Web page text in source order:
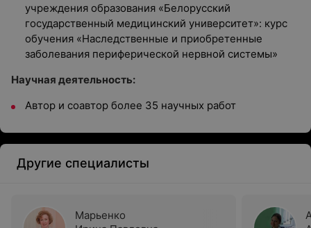
учреждения образования «Белорусский
государственный медицинский университет»: курс
обучения «Наследственные и приобретенные
заболевания периферической нервной системы»
Научная деятельность:
Автор и соавтор более 35 научных работ
Другие специалисты
Марьенко